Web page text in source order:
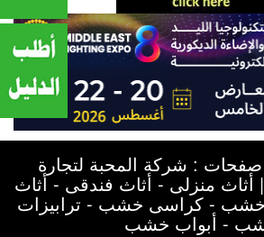
: شركة المحبة لتجارة
أثاث منزلى - أثاث فندقى - أثاث
خشب - كراسى خشب - ترابيزات
- أبواب خشب